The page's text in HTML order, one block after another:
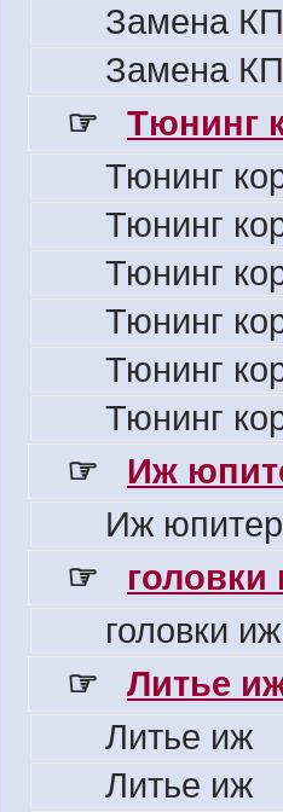
Замена
Замена
☞
Тюнинг
Тюнинг
Тюнинг
Тюнинг
Тюнинг
Тюнинг
Тюнинг
☞
Иж
Иж
☞
головки
☞
Литье
Литье иж
Литье иж